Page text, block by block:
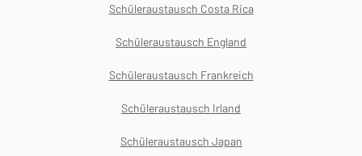
Schüleraustausch Costa Rica
Schüleraustausch England
Schüleraustausch Frankreich
Schüleraustausch Irland
Schüleraustausch Japan